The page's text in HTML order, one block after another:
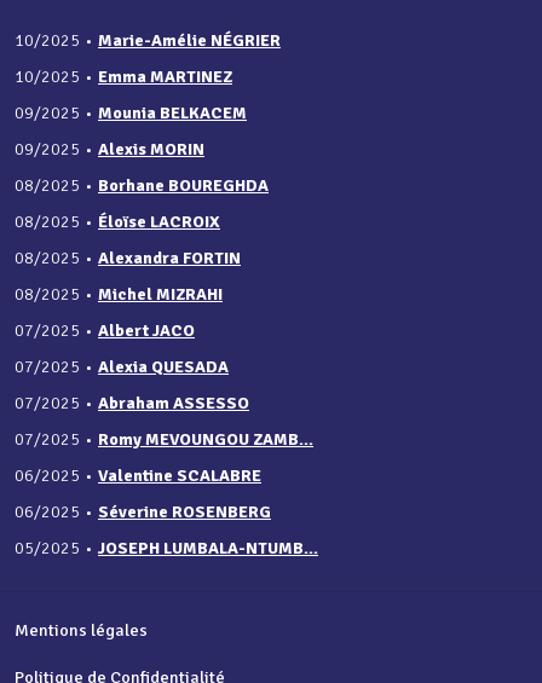
10/2025 • Marie-Amélie NÉGRIER
10/2025 • Emma MARTINEZ
09/2025 • Mounia BELKACEM
09/2025 • Alexis MORIN
08/2025 • Borhane BOUREGHDA
08/2025 • Éloïse LACROIX
08/2025 • Alexandra FORTIN
08/2025 • Michel MIZRAHI
07/2025 • Albert JACO
07/2025 • Alexia QUESADA
07/2025 • Abraham ASSESSO
07/2025 • Romy MEVOUNGOU ZAMB...
06/2025 • Valentine SCALABRE
06/2025 • Séverine ROSENBERG
05/2025 • JOSEPH LUMBALA-NTUMB...
Mentions légales
Politique de Confidentialité